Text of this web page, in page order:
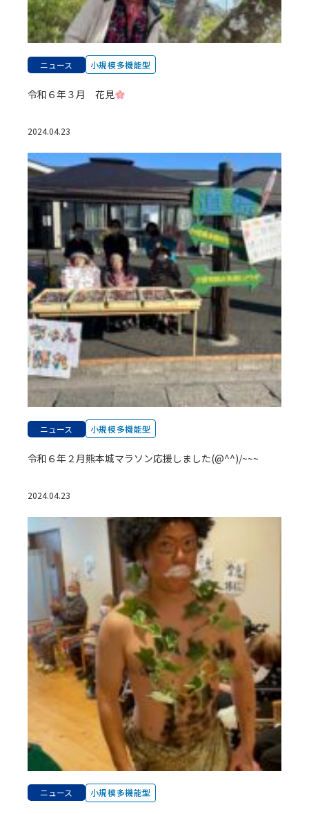
ニュース 小規模多機能型
令和６年３月 花見
2024.04.23
ニュース 小規模多機能型
令和６年２月熊本城マラソン応援しました(@^^)/~~~
2024.04.23
ニュース 小規模多機能型